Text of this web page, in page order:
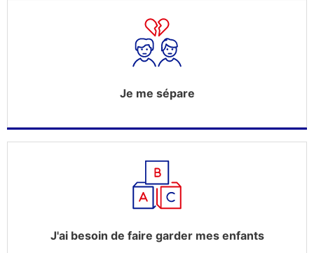
Je me sépare
J'ai besoin de faire garder mes enfants